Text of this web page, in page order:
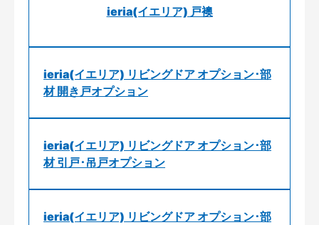
ieria(イエリア) 戸襖
ieria(イエリア) リビングドア オプション･部
材 開き戸オプション
ieria(イエリア) リビングドア オプション･部
材 引戸･吊戸オプション
ieria(イエリア) リビングドア オプション･部